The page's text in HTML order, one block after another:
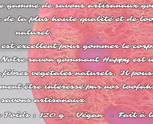
gamme de savons artisanaux
la plus haute qualité et de
naturel.
excellent pour gommer le
savon gommant Happy est
végétales naturels. Il
être intéressé par nos
savons artisanaux.
Poids : 120 g - Végan - Fait à